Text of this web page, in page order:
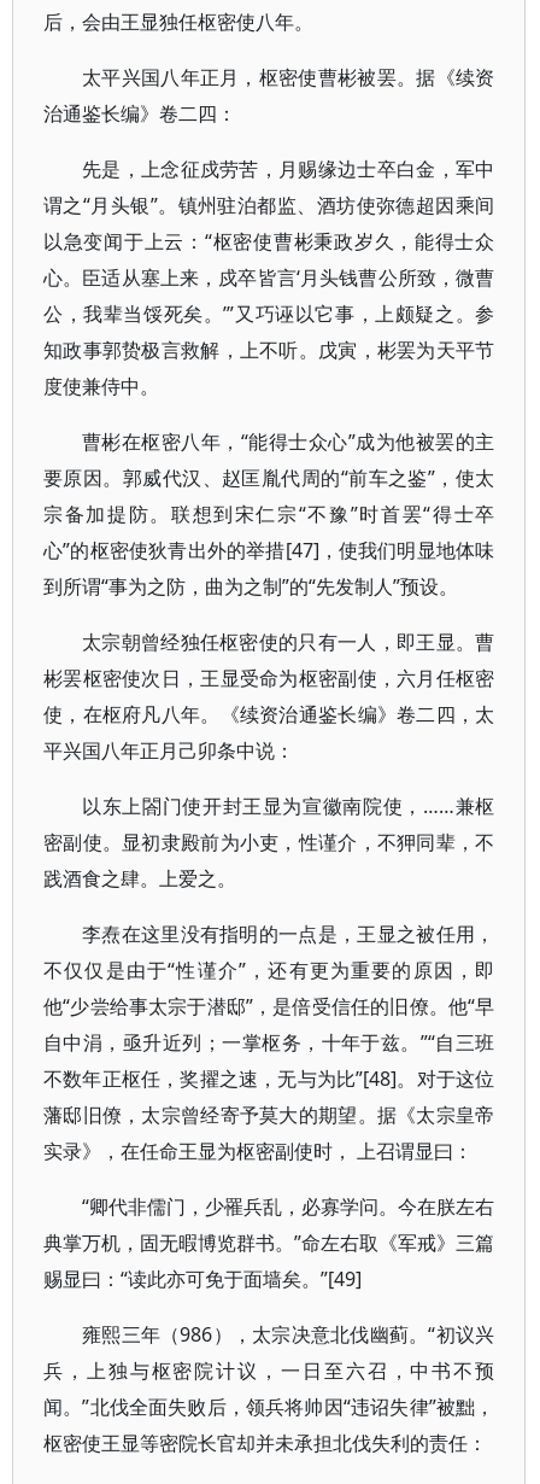
后，会由王显独任枢密使八年。
太平兴国八年正月，枢密使曹彬被罢。据《续资
治通鉴长编》卷二四：
先是，上念征戍劳苦，月赐缘边士卒白金，军中
谓之“月头银”。镇州驻泊都监、酒坊使弥德超因乘间
以急变闻于上云：“枢密使曹彬秉政岁久，能得士众
心。臣适从塞上来，戍卒皆言‘月头钱曹公所致，微曹
公，我辈当馁死矣。’”又巧诬以它事，上颇疑之。参
知政事郭贽极言救解，上不听。戊寅，彬罢为天平节
度使兼侍中。
曹彬在枢密八年，“能得士众心”成为他被罢的主
要原因。郭威代汉、赵匡胤代周的“前车之鉴”，使太
宗备加提防。联想到宋仁宗“不豫”时首罢“得士卒
心”的枢密使狄青出外的举措[47]，使我们明显地体味
到所谓“事为之防，曲为之制”的“先发制人”预设。
太宗朝曾经独任枢密使的只有一人，即王显。曹
彬罢枢密使次日，王显受命为枢密副使，六月任枢密
使，在枢府凡八年。《续资治通鉴长编》卷二四，太
平兴国八年正月己卯条中说：
以东上閤门使开封王显为宣徽南院使，……兼枢
密副使。显初隶殿前为小吏，性谨介，不狎同辈，不
践酒食之肆。上爱之。
李焘在这里没有指明的一点是，王显之被任用，
不仅仅是由于“性谨介”，还有更为重要的原因，即
他“少尝给事太宗于潜邸”，是倍受信任的旧僚。他“早
自中涓，亟升近列；一掌枢务，十年于兹。”“自三班
不数年正枢任，奖擢之速，无与为比”[48]。对于这位
藩邸旧僚，太宗曾经寄予莫大的期望。据《太宗皇帝
实录》，在任命王显为枢密副使时， 上召谓显曰：
“卿代非儒门，少罹兵乱，必寡学问。今在朕左右
典掌万机，固无暇博览群书。”命左右取《军戒》三篇
赐显曰：“读此亦可免于面墙矣。”[49]
雍熙三年（986），太宗决意北伐幽蓟。“初议兴
兵，上独与枢密院计议，一日至六召，中书不预
闻。”北伐全面失败后，领兵将帅因“违诏失律”被黜，
枢密使王显等密院长官却并未承担北伐失利的责任：